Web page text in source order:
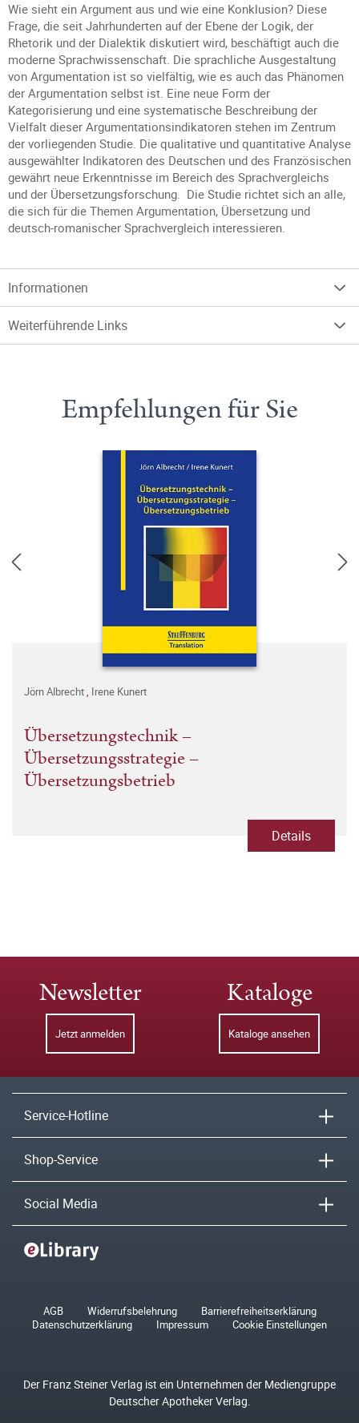
Wie sieht ein Argument aus und wie eine Konklusion? Diese
Frage, die seit Jahrhunderten auf der Ebene der Logik, der
Rhetorik und der Dialektik diskutiert wird, beschäftigt auch die
moderne Sprachwissenschaft. Die sprachliche Ausgestaltung
von Argumentation ist so vielfältig, wie es auch das Phänomen
der Argumentation selbst ist. Eine neue Form der
Kategorisierung und eine systematische Beschreibung der
Vielfalt dieser Argumentationsindikatoren stehen im Zentrum
der vorliegenden Studie. Die qualitative und quantitative Analyse
ausgewählter Indikatoren des Deutschen und des Französischen
gewährt neue Erkenntnisse im Bereich des Sprachvergleichs
und der Übersetzungsforschung. Die Studie richtet sich an alle,
die sich für die Themen Argumentation, Übersetzung und
deutsch-romanischer Sprachvergleich interessieren.
Informationen
Weiterführende Links
Empfehlungen für Sie
Jörn Albrecht, Irene Kunert
Übersetzungstechnik –
Übersetzungsstrategie –
Übersetzungsbetrieb
Details
Newsletter
Jetzt anmelden
Kataloge
Kataloge ansehen
Service-Hotline
Shop-Service
Social Media
AGB Widerrufsbelehrung
Barrierefreiheitserklärung
Datenschutzerklärung
Impressum Cookie Einstellungen
Der Franz Steiner Verlag ist ein Unternehmen der Mediengruppe
Deutscher Apotheker Verlag.